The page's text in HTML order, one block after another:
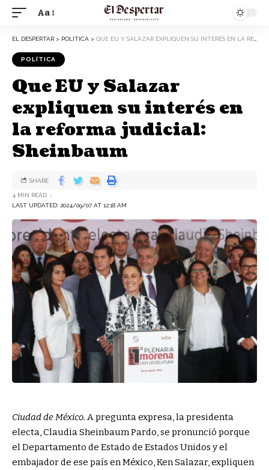
Aa
EL DESPERTAR > POLÍTICA > QUE EU Y SALAZAR EXPLIQUEN SU INTERÉS EN LA REFORMA JUDICIAL: SHEINBAUM
POLÍTICA
Que EU y Salazar
expliquen su interés en
la reforma judicial:
Sheinbaum
LAST UPDATED: 2024/09/07 AT 12:18 AM
4 MIN READ
SHARE
Ciudad de México. A pregunta expresa, la presidenta
electa, Claudia Sheinbaum Pardo, se pronunció porque
el Departamento de Estado de Estados Unidos y el
embajador de ese país en México, Ken Salazar, expliquen